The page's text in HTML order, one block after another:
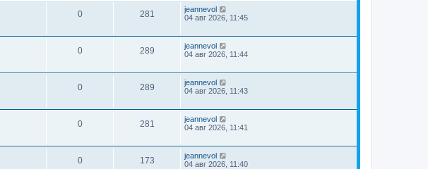
0 281
jeannevol
04 авг 2026, 11:45
0 289
jeannevol
04 авг 2026, 11:44
0 289
jeannevol
04 авг 2026, 11:43
0 281
jeannevol
04 авг 2026, 11:41
0 173
jeannevol
04 авг 2026, 11:40